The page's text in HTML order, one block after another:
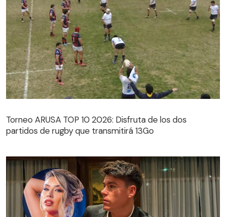
Torneo ARUSA TOP 10 2026: Disfruta de los dos
partidos de rugby que transmitirá 13Go